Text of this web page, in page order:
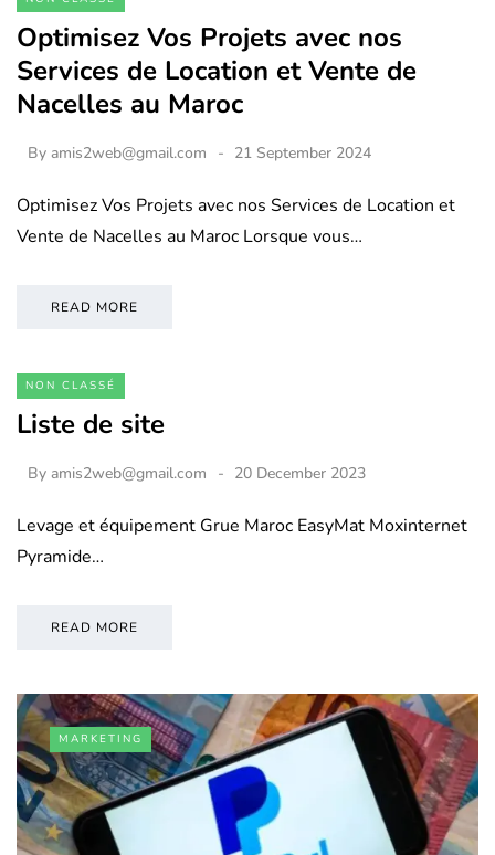
Optimisez Vos Projets avec nos
Services de Location et Vente de
Nacelles au Maroc
By amis2web@gmail.com 21 September 2024
Optimisez Vos Projets avec nos Services de Location et
Vente de Nacelles au Maroc Lorsque vous…
READ MORE
NON CLASSÉ
Liste de site
By amis2web@gmail.com 20 December 2023
Levage et équipement Grue Maroc EasyMat Moxinternet
Pyramide…
READ MORE
MARKETING